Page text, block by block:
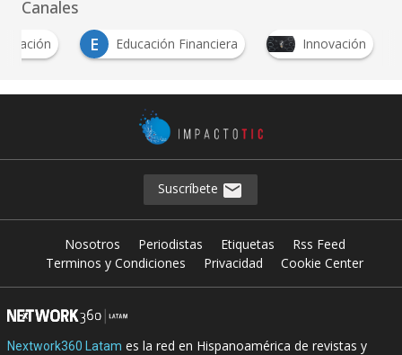
Canales
E Educación Financiera Innovación
Suscríbete
Nosotros Periodistas Etiquetas
Rss Feed
Terminos y Condiciones
Privacidad Cookie Center
Nextwork360 Latam es la red en Hispanoamérica de revistas y